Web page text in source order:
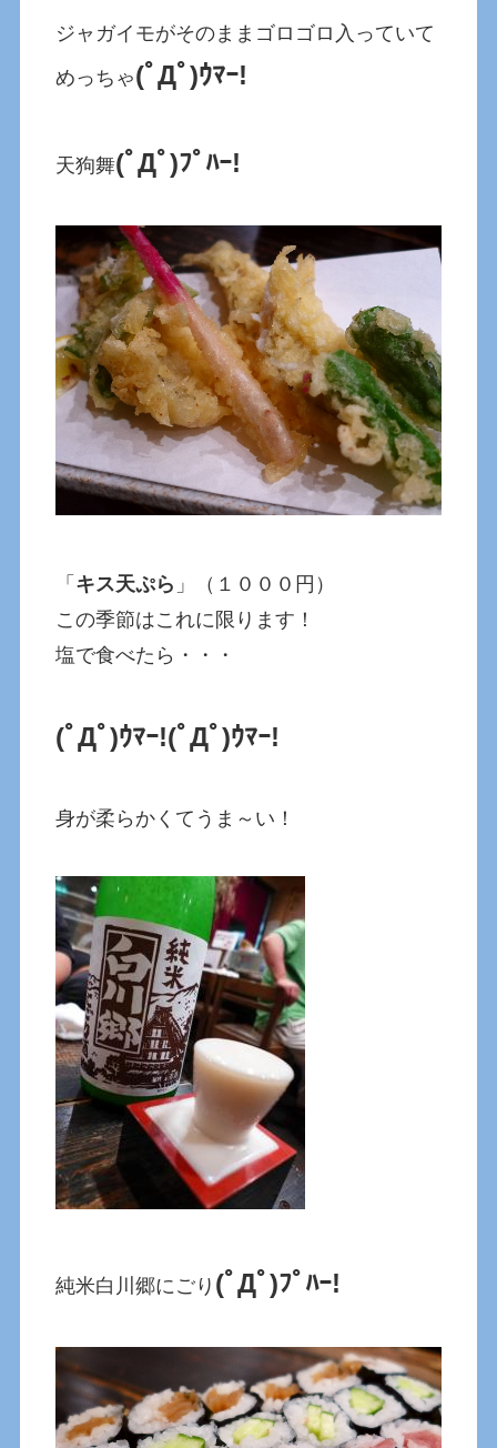
ジャガイモがそのままゴロゴロ入っていて
めっちゃ(ﾟДﾟ)ｳﾏｰ!
天狗舞(ﾟДﾟ)ﾌﾟﾊｰ!
「 キス天ぷら 」（１０００円）
この季節はこれに限ります！
塩で食べたら・・・
(ﾟДﾟ)ｳﾏｰ!(ﾟДﾟ)ｳﾏｰ!
身が柔らかくてうま～い！
純米白川郷にごり (ﾟДﾟ)ﾌﾟﾊｰ!